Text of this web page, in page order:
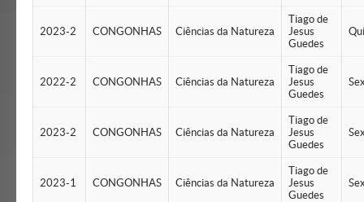
2023-2 CONGONHAS Ciências da Natureza
Tiago de
Jesus
Guedes
2022-2 CONGONHAS Ciências da Natureza
Tiago de
Jesus
Guedes
2023-2 CONGONHAS Ciências da Natureza
Tiago de
Jesus
Guedes
2023-1 CONGONHAS Ciências da Natureza
Tiago de
Jesus
Guedes